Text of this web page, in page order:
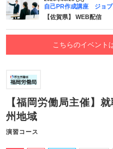
自己PR作成講座 ジョ
【佐賀県】 WEB配信
こちらのイベント
【福岡労働局主催】
州地域
演習コース